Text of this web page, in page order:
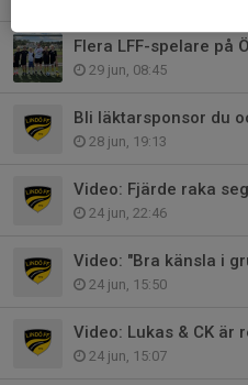
Flera LFF-spelare på
29 jun, 08:45
Bli läktarsponsor du
28 jun, 19:13
Video: Fjärde raka
24 jun, 22:46
Video: "Bra känsla i
24 jun, 15:50
Video: Lukas & CK är
24 jun, 15:07